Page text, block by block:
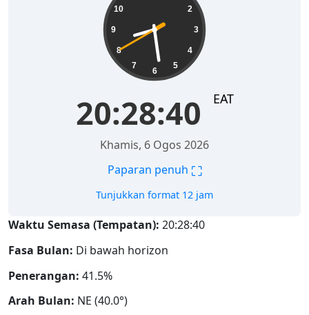
2
3
4
5
6
7
8
9
10
20:28:41 EAT
Khamis, 6 Ogos 2026
Paparan penuh ⛶
Tunjukkan format 12 jam
Waktu Semasa (Tempatan): 20:28:41
Fasa Bulan: Di bawah horizon
Penerangan: 41.5%
Arah Bulan: NE (40.0°)